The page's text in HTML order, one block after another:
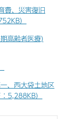
費、災害復旧
）
高齢者医療)
、西大袋土地区
5,288KB）